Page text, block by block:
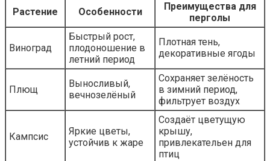
Растение Особенности
Преимущества для
перголы
Виноград
Быстрый рост,
плодоношение в
летний период
Плотная тень,
декоративные ягоды
Плющ
Выносливый,
вечнозелёный
Сохраняет зелёность
в зимний период,
фильтрует воздух
Кампсис
Яркие цветы,
устойчив к жаре
Создаёт цветущую
крышу,
привлекательен для
птиц